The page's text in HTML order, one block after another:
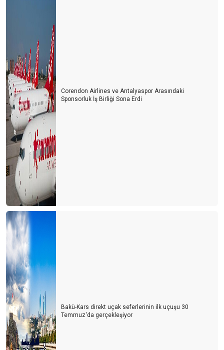
Corendon Airlines ve Antalyaspor Arasındaki
Sponsorluk İş Birliği Sona Erdi
Bakü-Kars direkt uçak seferlerinin ilk uçuşu 30
Temmuz'da gerçekleşiyor